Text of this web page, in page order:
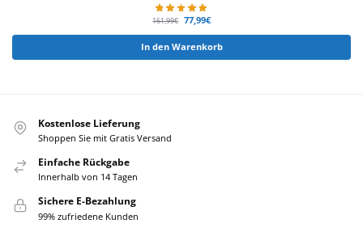
161,99€ 77,99€
In den Warenkorb
Kostenlose Lieferung
Shoppen Sie mit Gratis Versand
Einfache Rückgabe
Innerhalb von 14 Tagen
Sichere E-Bezahlung
99% zufriedene Kunden